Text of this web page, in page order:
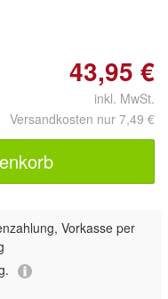
43,95 €
inkl. MwSt.
Versandkosten nur 7,49 €
Vorkasse per